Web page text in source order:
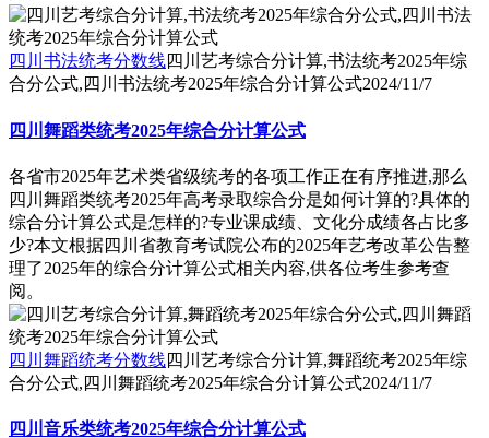
四川书法统考分数线四川艺考综合分计算,书法统考2025年综
合分公式,四川书法统考2025年综合分计算公式2024/11/7
四川舞蹈类统考2025年综合分计算公式
各省市2025年艺术类省级统考的各项工作正在有序推进,那么
四川舞蹈类统考2025年高考录取综合分是如何计算的?具体的
综合分计算公式是怎样的?专业课成绩、文化分成绩各占比多
少?本文根据四川省教育考试院公布的2025年艺考改革公告整
理了2025年的综合分计算公式相关内容,供各位考生参考查
阅。
四川舞蹈统考分数线四川艺考综合分计算,舞蹈统考2025年综
合分公式,四川舞蹈统考2025年综合分计算公式2024/11/7
四川音乐类统考2025年综合分计算公式